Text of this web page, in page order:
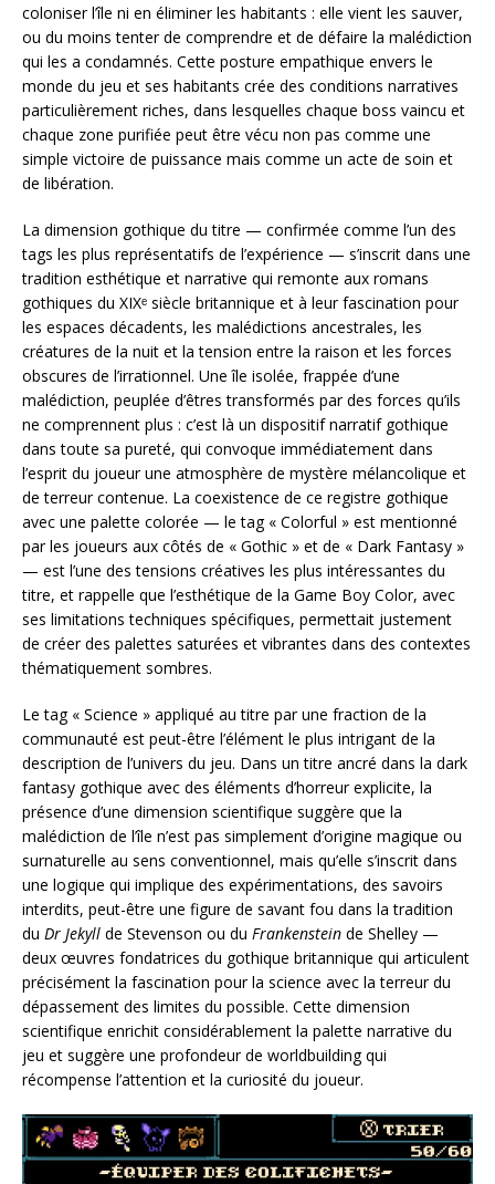
coloniser l’île ni en éliminer les habitants : elle vient les sauver,
ou du moins tenter de comprendre et de défaire la malédiction
qui les a condamnés. Cette posture empathique envers le
monde du jeu et ses habitants crée des conditions narratives
particulièrement riches, dans lesquelles chaque boss vaincu et
chaque zone purifiée peut être vécu non pas comme une
simple victoire de puissance mais comme un acte de soin et
de libération.
La dimension gothique du titre — confirmée comme l’un des
tags les plus représentatifs de l’expérience — s’inscrit dans une
tradition esthétique et narrative qui remonte aux romans
gothiques du XIXᵉ siècle britannique et à leur fascination pour
les espaces décadents, les malédictions ancestrales, les
créatures de la nuit et la tension entre la raison et les forces
obscures de l’irrationnel. Une île isolée, frappée d’une
malédiction, peuplée d’êtres transformés par des forces qu’ils
ne comprennent plus : c’est là un dispositif narratif gothique
dans toute sa pureté, qui convoque immédiatement dans
l’esprit du joueur une atmosphère de mystère mélancolique et
de terreur contenue. La coexistence de ce registre gothique
avec une palette colorée — le tag « Colorful » est mentionné
par les joueurs aux côtés de « Gothic » et de « Dark Fantasy »
— est l’une des tensions créatives les plus intéressantes du
titre, et rappelle que l’esthétique de la Game Boy Color, avec
ses limitations techniques spécifiques, permettait justement
de créer des palettes saturées et vibrantes dans des contextes
thématiquement sombres.
Le tag « Science » appliqué au titre par une fraction de la
communauté est peut-être l’élément le plus intrigant de la
description de l’univers du jeu. Dans un titre ancré dans la dark
fantasy gothique avec des éléments d’horreur explicite, la
présence d’une dimension scientifique suggère que la
malédiction de l’île n’est pas simplement d’origine magique ou
surnaturelle au sens conventionnel, mais qu’elle s’inscrit dans
une logique qui implique des expérimentations, des savoirs
interdits, peut-être une figure de savant fou dans la tradition
du Dr Jekyll de Stevenson ou du Frankenstein de Shelley —
deux œuvres fondatrices du gothique britannique qui articulent
précisément la fascination pour la science avec la terreur du
dépassement des limites du possible. Cette dimension
scientifique enrichit considérablement la palette narrative du
jeu et suggère une profondeur de worldbuilding qui
récompense l’attention et la curiosité du joueur.